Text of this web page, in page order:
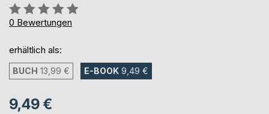
Bewertung::
0%
0 Bewertungen
erhältlich als:
BUCH 13,99 € E-BOOK 9,49 €
9,49 €